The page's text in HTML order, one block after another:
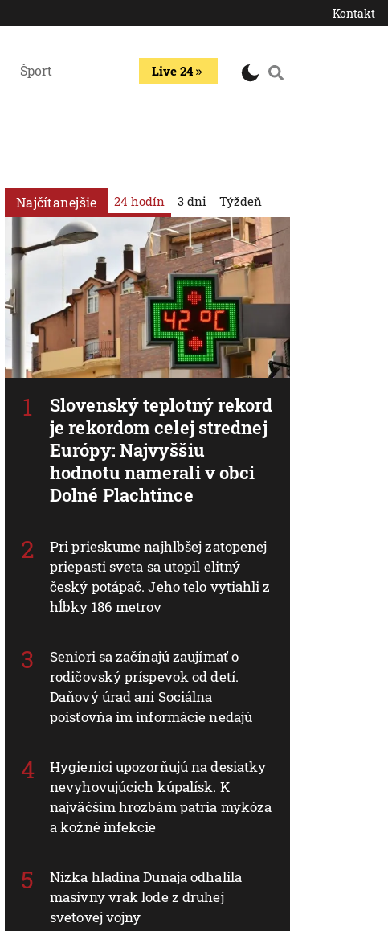
Kontakt
Šport Live 24
Najčítanejšie 24 hodín
Slovenský teplotný rekord
je rekordom celej strednej
Európy: Najvyššiu
hodnotu namerali v obci
Dolné Plachtince
Pri prieskume najhlbšej zatopenej
priepasti sveta sa utopil elitný
český potápač. Jeho telo vytiahli z
hĺbky 186 metrov
Seniori sa začínajú zaujímať o
rodičovský príspevok od detí.
Daňový úrad ani Sociálna
poisťovňa im informácie nedajú
Hygienici upozorňujú na desiatky
nevyhovujúcich kúpalísk. K
najväčším hrozbám patria mykóza
a kožné infekcie
Nízka hladina Dunaja odhalila
masívny vrak lode z druhej
svetovej vojny
3 dni Týždeň